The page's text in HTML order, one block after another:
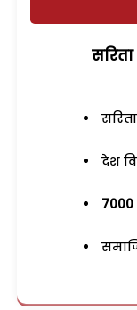
देश
7000